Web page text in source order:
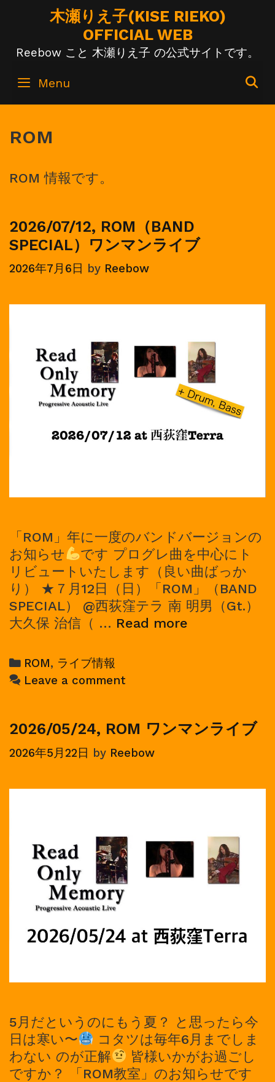
木瀬りえ子(KISE RIEKO)
OFFICIAL WEB
Reebow こと 木瀬りえ子 の公式サイトです。
Menu
ROM
ROM 情報です。
2026/07/12, ROM（BAND
SPECIAL）ワンマンライブ
2026年7月6日 by Reebow
「ROM」年に一度のバンドバージョンの
お知らせ
です プログレ曲を中心にト
リビュートいたします（良い曲ばっか
り） ★７月12日（日）「ROM」（BAND
SPECIAL） @西荻窪テラ 南 明男（Gt.）
大久保 治信（ … Read more
ン
Categories
ROM, ライブ情報
Leave a comment
2026/05/24, ROM ワンマンライブ
2026年5月22日 by Reebow
5月だというのにもう夏？ と思ったら今
日は寒い〜
コタツは毎年6月までしま
わない のが正解
皆様いかがお過ごし
ですか？ 「ROM教室」のお知らせです